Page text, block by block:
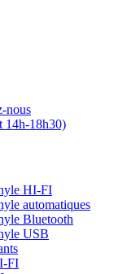
nous
14h-18h30)
HI-FI
automatiques
Bluetooth
USB
FI